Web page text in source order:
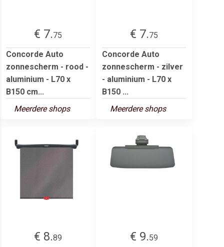
€ 7.75
Concorde Auto
zonnescherm - rood -
aluminium - L70 x
B150 cm...
Meerdere shops
€ 7.75
Concorde Auto
zonnescherm - zilver
- aluminium - L70 x
B150 ...
Meerdere shops
€ 8.89
€ 9.59